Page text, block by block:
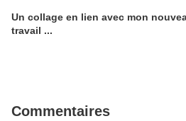
Un collage en lien avec mon
travail ...
Commentaires